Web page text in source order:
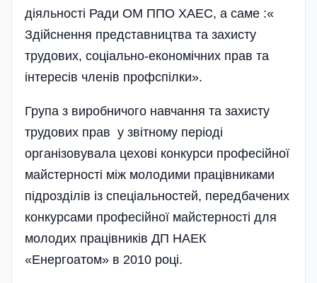
діяльності Ради ОМ ППО ХАЕС, а саме :«
Здійснення представництва та захисту
трудових, соціально-економічних прав та
інтересів членів профспілки».
Група з виробничого навчання та захисту
трудових прав у звітному періоді
організовувала цехові конкурси професійної
майстерності між молодими працівниками
підрозділів із спеціальностей, передбачених
конкурсами професійної майстерності для
молодих працівників ДП НАЕК
«Енергоатом» в 2010 році.